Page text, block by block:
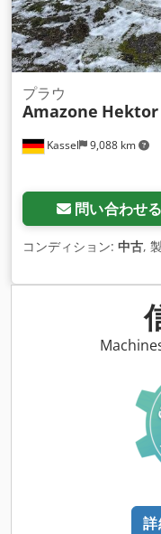
Kassel 9,088 km
プラウ
Amazone Hektor
問い合わせる
コンディション: 中古,
詳